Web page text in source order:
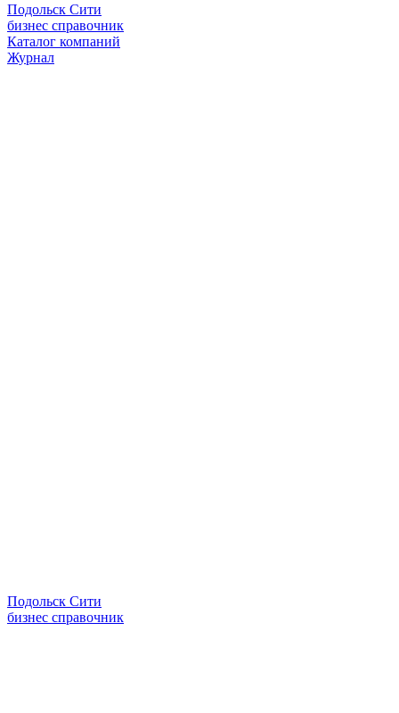
Подольск Сити
бизнес справочник
Каталог компаний
Журнал
Подольск Сити
бизнес справочник